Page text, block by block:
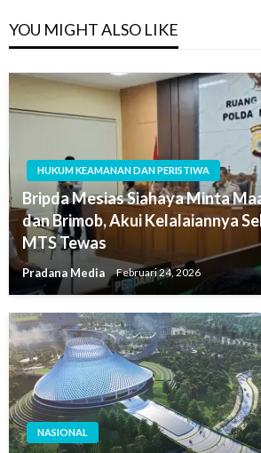
YOU MIGHT ALSO LIKE
HUKUM KEAMANAN DAN PERISTIWA
Bripda Mesias Siahaya Minta
dan Brimob, Akui Kelalaiannya
MTS Tewas
Pradana Media Februari 24, 2026
NASIONAL